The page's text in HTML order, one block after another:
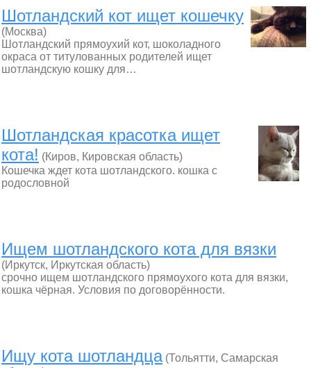
Шотландский кот ищет кошечку
(Москва)
Шотландский прямоухий кот, шоколадного
окраса от титулованных родителей ищет
шотландскую кошку для…
Шотландская красотка ищет
кота! (Киров, Кировская область)
Кошечка ждет кота шотландского. кошка с
родословной
Ищем шотландского кота для вязки
(Иркутск, Иркутская область)
срочно ищем шотландского прямоухого кота для вязки,
кошка чёрная. Условия по договорённости.
Ищу кота шотландца(Тольятти, Самарская